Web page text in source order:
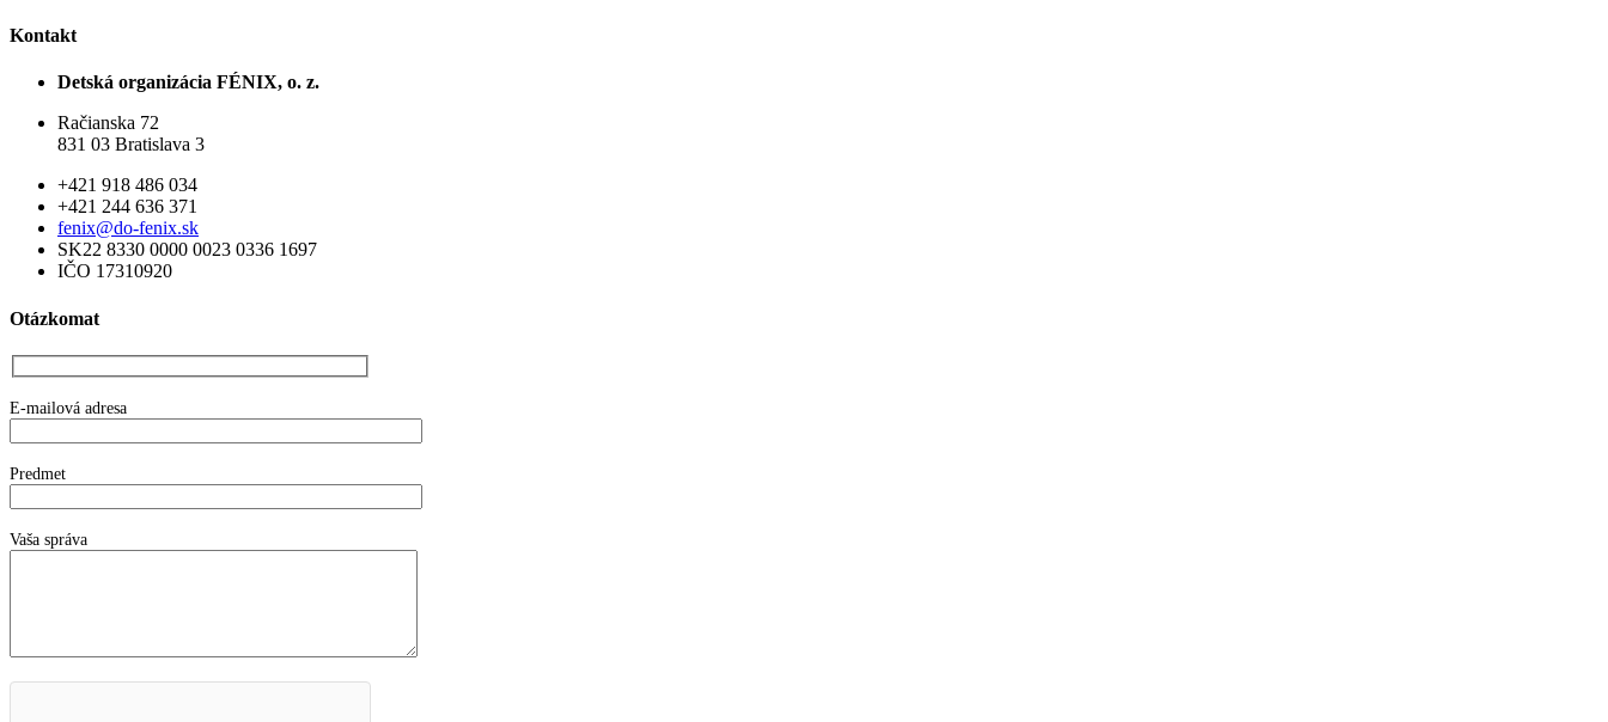
Kontakt
Detská organizácia FÉNIX, o. z.
Račianska 72
831 03 Bratislava 3
+421 918 486 034
+421 244 636 371
fenix@do-fenix.sk
SK22 8330 0000 0023 0336 1697
IČO 17310920
Otázkomat
E-mailová adresa
Predmet
Vaša správa